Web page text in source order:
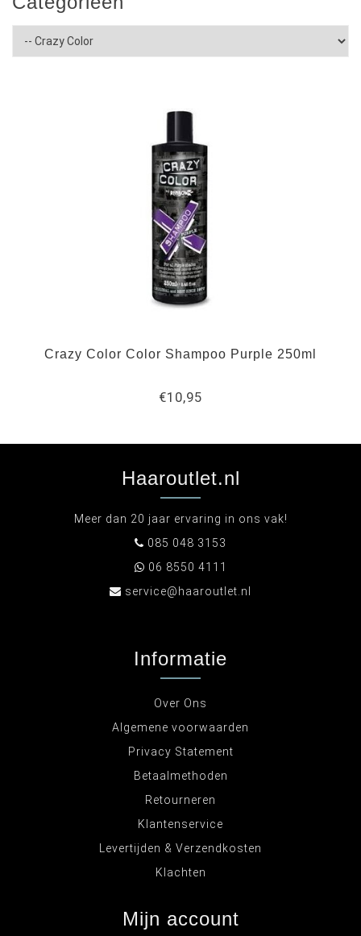
Crazy Color Color Shampoo Purple 250ml
€10,95
Haaroutlet.nl
Meer dan 20 jaar ervaring in ons vak!
085 048 3153
06 8550 4111
service@haaroutlet.nl
Informatie
Over Ons
Algemene voorwaarden
Privacy Statement
Betaalmethoden
Retourneren
Klantenservice
Levertijden & Verzendkosten
Klachten
Mijn account